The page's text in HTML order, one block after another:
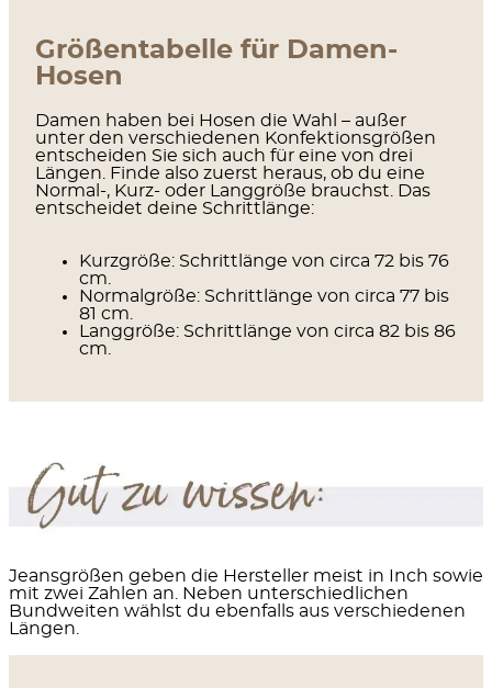
Größentabelle für Damen-
Hosen
Damen haben bei Hosen die Wahl – außer
unter den verschiedenen Konfektionsgrößen
entscheiden Sie sich auch für eine von drei
Längen. Finde also zuerst heraus, ob du eine
Normal-, Kurz- oder Langgröße brauchst. Das
entscheidet deine Schrittlänge:
Kurzgröße: Schrittlänge von circa 72 bis 76
cm.
Normalgröße: Schrittlänge von circa 77 bis
81 cm.
Langgröße: Schrittlänge von circa 82 bis 86
cm.
Jeansgrößen geben die Hersteller meist in Inch sowie
mit zwei Zahlen an. Neben unterschiedlichen
Bundweiten wählst du ebenfalls aus verschiedenen
Längen.